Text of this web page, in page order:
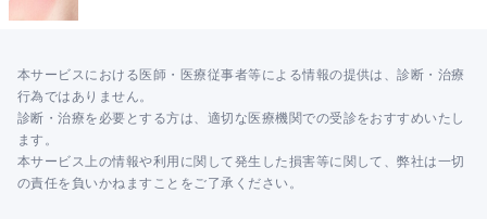
本サービスにおける医師・医療従事者等による情報の提供は、診断・治療
行為ではありません。
診断・治療を必要とする方は、適切な医療機関での受診をおすすめいたし
ます。
本サービス上の情報や利用に関して発生した損害等に関して、弊社は一切
の責任を負いかねますことをご了承ください。